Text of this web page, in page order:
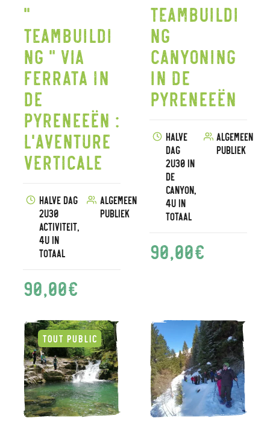
"
Teambuildi
ng " Via
Ferrata in
de
Pyreneeën :
L'Aventure
Verticale
Halve dag
2u30
activiteit,
4u in
totaal
Algemeen
publiek
90,00€
Teambuildi
ng
Canyoning
in de
Pyreneeën
Halve
dag
2u30 in
de
canyon,
4u in
totaal
Algemeen
publiek
90,00€